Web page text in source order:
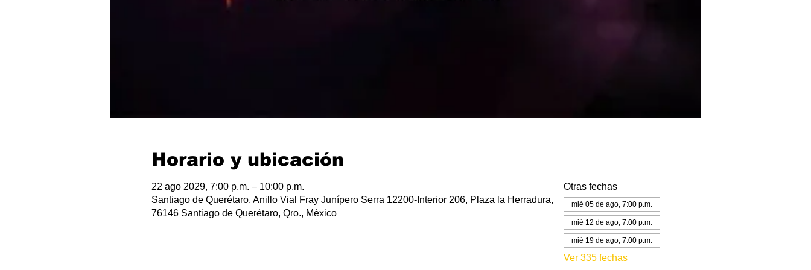
Horario y ubicación
22 ago 2029, 7:00 p.m. – 10:00 p.m.
Santiago de Querétaro, Anillo Vial Fray Junípero Serra 12200-Interior 206, Plaza la Herradura,
76146 Santiago de Querétaro, Qro., México
Otras fechas
mié 05 de ago, 7:00 p.m.
mié 12 de ago, 7:00 p.m.
mié 19 de ago, 7:00 p.m.
Ver 335 fechas